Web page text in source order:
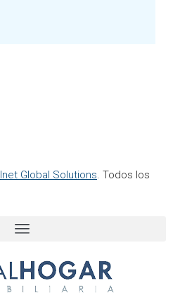
Inet Global Solutions. Todos los